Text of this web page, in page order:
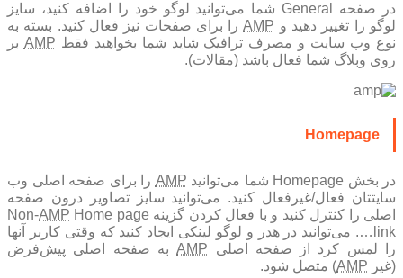
در صفحه General شما می‌توانید لوگو خود را اضافه کنید، سایز
لوگو را تغییر دهید وAMPرا برای صفحات نیز فعال کنید. بسته به
نوع وب سایت و مصرف ترافیک شاید شما بخواهید فقطAMPبر
روی وبلاگ شما فعال باشد (مقالات).
Homepage
در بخش Homepage شما می‌توانید AMPرا برای صفحه اصلی وب
سایتتان فعال/غیرفعال کنید. می‌توانید سایز تصاویر درون صفحه
اصلی را کنترل کنید و با فعال کردن گزینه Non-
AMPHome page
link…. می‌توانید در هدر و لوگو لینکی ایجاد کنید که وقتی کاربر آنها
را لمس کرد از صفحه اصلی
AMPبه صفحه اصلی پیش‌فرض
(غیر AMP) متصل شود.